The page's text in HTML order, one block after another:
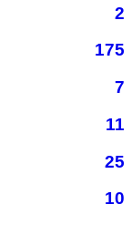
2
175
7
11
25
10